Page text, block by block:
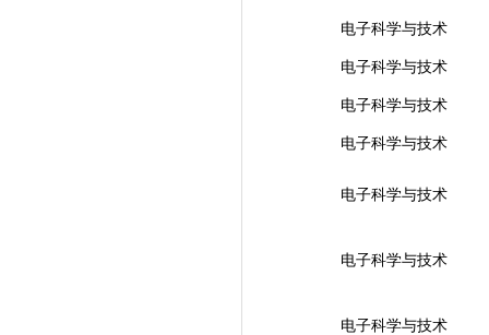
电子科学与技术
电子科学与技术
电子科学与技术
电子科学与技术
电子科学与技术
电子科学与技术
电子科学与技术